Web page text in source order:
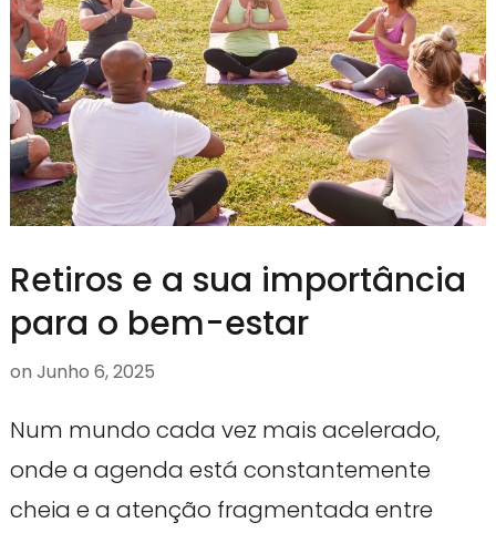
Retiros e a sua importância
para o bem-estar
on Junho 6, 2025
Num mundo cada vez mais acelerado,
onde a agenda está constantemente
cheia e a atenção fragmentada entre